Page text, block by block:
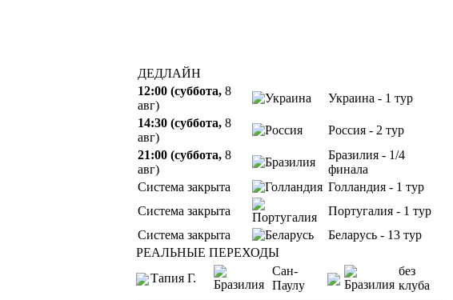
ДЕДЛАЙН
12:00 (суббота, 8
авг)
Украина - 1 тур
14:30 (суббота, 8
авг)
Россия - 2 тур
21:00 (суббота, 8
авг)
Бразилия - 1/4
финала
Система закрыта
Голландия - 1 тур
Система закрыта
Португалия - 1 тур
Система закрыта
Беларусь - 13 тур
РЕАЛЬНЫЕ ПЕРЕХОДЫ
Тапия Г.
Сан-
Паулу
без
клуба